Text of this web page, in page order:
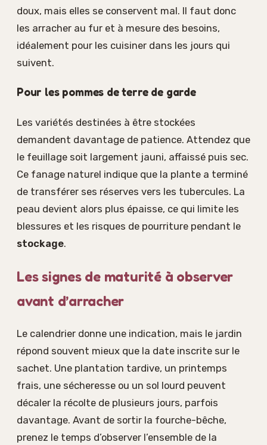
doux, mais elles se conservent mal. Il faut donc
les arracher au fur et à mesure des besoins,
idéalement pour les cuisiner dans les jours qui
suivent.
Pour les pommes de terre de garde
Les variétés destinées à être stockées
demandent davantage de patience. Attendez que
le feuillage soit largement jauni, affaissé puis sec.
Ce fanage naturel indique que la plante a terminé
de transférer ses réserves vers les tubercules. La
peau devient alors plus épaisse, ce qui limite les
blessures et les risques de pourriture pendant le
stockage.
Les signes de maturité à observer
avant d’arracher
Le calendrier donne une indication, mais le jardin
répond souvent mieux que la date inscrite sur le
sachet. Une plantation tardive, un printemps
frais, une sécheresse ou un sol lourd peuvent
décaler la récolte de plusieurs jours, parfois
davantage. Avant de sortir la fourche-bêche,
prenez le temps d’observer l’ensemble de la